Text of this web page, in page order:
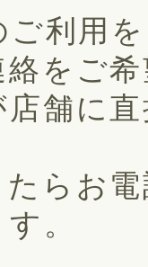
ご利用
絡をご
舗に
たらお
。